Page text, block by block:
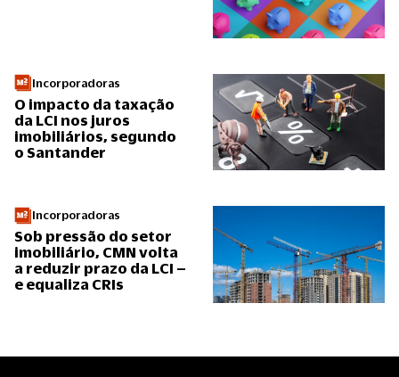
Incorporadoras
O impacto da taxação
da LCI nos juros
imobiliários, segundo
o Santander
Incorporadoras
Sob pressão do setor
imobiliário, CMN volta
a reduzir prazo da LCI –
e equaliza CRIs